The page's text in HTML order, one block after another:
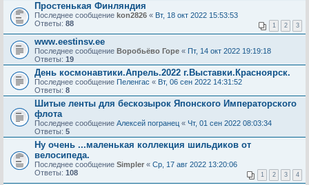
Простенькая Финляндия
Последнее сообщение kon2826 « Вт, 18 окт 2022 15:53:53
Ответы: 88 1 2 3
www.eestinsv.ee
Последнее сообщение Воробьёво Горе « Пт, 14 окт 2022 19:19:18
Ответы: 19
День космонавтики.Апрель.2022 г.Выставки.Красноярск.
Последнее сообщение Пеленгас « Вт, 06 сен 2022 14:31:52
Ответы: 8
Шитые ленты для бескозырок Японского Императорского
флота
Последнее сообщение Алексей погранец « Чт, 01 сен 2022 08:03:34
Ответы: 5
Ну очень ...маленькая коллекция шильдиков от
велосипеда.
Последнее сообщение Simpler « Ср, 17 авг 2022 13:20:06
Ответы: 108 1 2 3 4